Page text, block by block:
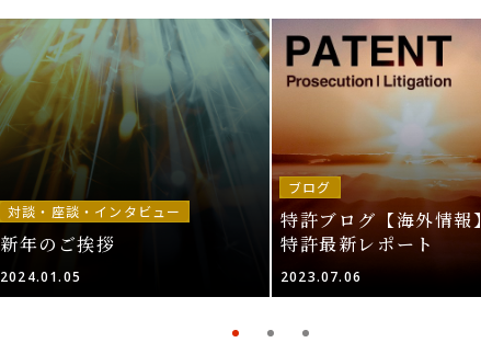
対談・座談・インタビュー
新年のご挨拶
2024.01.05
ブログ
特許ブログ【海外情報
特許最新レポート
2023.07.06